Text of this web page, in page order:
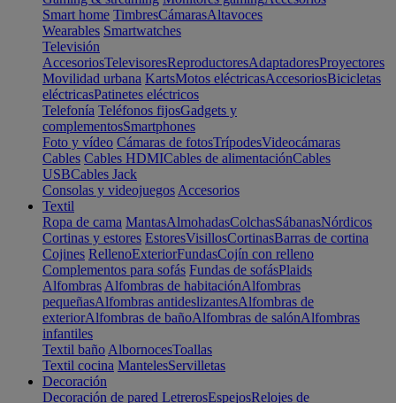
Smart home TimbresCámarasAltavoces
Wearables Smartwatches
Televisión
AccesoriosTelevisoresReproductoresAdaptadoresProyectores
Movilidad urbana KartsMotos eléctricasAccesoriosBicicletas
eléctricasPatinetes eléctricos
Telefonía Teléfonos fijosGadgets y
complementosSmartphones
Foto y vídeo Cámaras de fotosTrípodesVideocámaras
Cables Cables HDMICables de alimentaciónCables
USBCables Jack
Consolas y videojuegos Accesorios
Textil
Ropa de cama MantasAlmohadasColchasSábanasNórdicos
Cortinas y estores EstoresVisillosCortinasBarras de cortina
Cojines RellenoExteriorFundasCojín con relleno
Complementos para sofás Fundas de sofásPlaids
Alfombras Alfombras de habitaciónAlfombras
pequeñasAlfombras antideslizantesAlfombras de
exteriorAlfombras de bañoAlfombras de salónAlfombras
infantiles
Textil baño AlbornocesToallas
Textil cocina MantelesServilletas
Decoración
Decoración de pared LetrerosEspejosRelojes de